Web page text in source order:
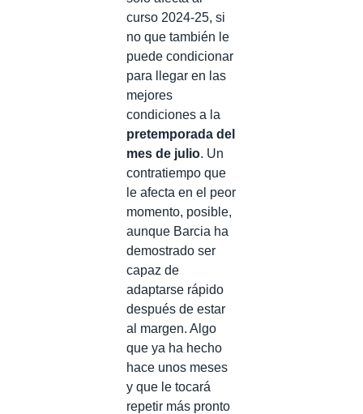
curso 2024-25, si
no que también le
puede condicionar
para llegar en las
mejores
condiciones a la
pretemporada del
mes de julio. Un
contratiempo que
le afecta en el peor
momento, posible,
aunque Barcia ha
demostrado ser
capaz de
adaptarse rápido
después de estar
al margen. Algo
que ya ha hecho
hace unos meses
y que le tocará
repetir más pronto